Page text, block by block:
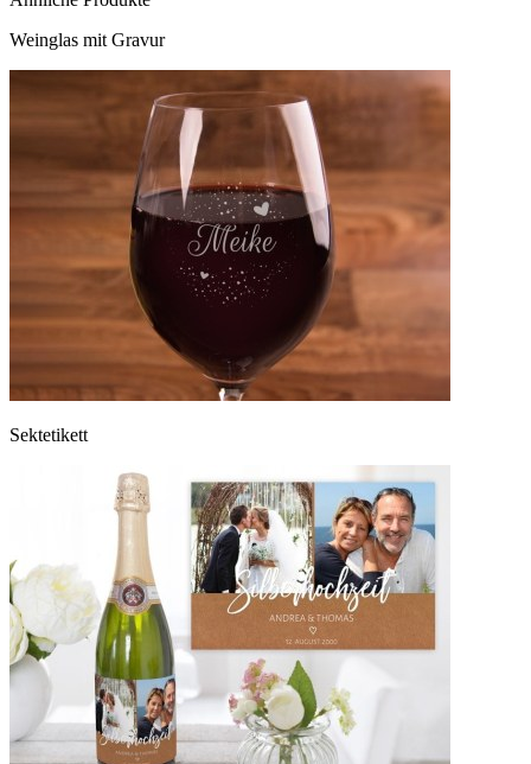
Weinglas mit Gravur
Sektetikett